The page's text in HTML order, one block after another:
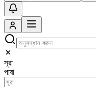
সূরা
পারা